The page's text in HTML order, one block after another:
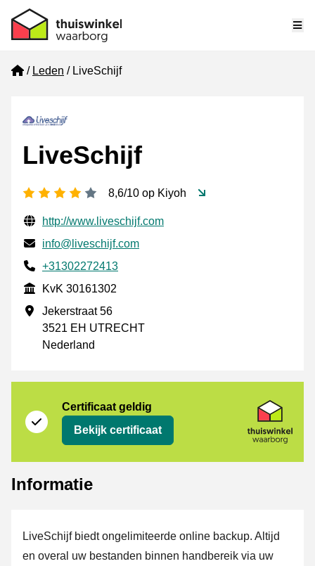
Home
Leden LiveSchijf
LiveSchijf
4 sterren
8,6/10 op Kiyoh
Gecontroleerde contactgegevens
Website URL
http://www.liveschijf.com
E-mail
info@liveschijf.com
Telefoonnummer
+31302272413
KvK
KvK 30161302
Vestigingsadres
Jekerstraat 56
3521 EH UTRECHT
Nederland
Certificaat geldig
Bekijk certificaat
Informatie
LiveSchijf biedt ongelimiteerde online backup. Altijd
en overal uw bestanden binnen handbereik via uw